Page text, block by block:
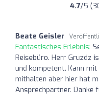
4.7/5
Beate Geisler
Fantastisches Erlebnis:
Reisebüro. Herr Gruzdz
und kompetent. Kann
mithalten aber hier hat
Ansprechpartner. Danke